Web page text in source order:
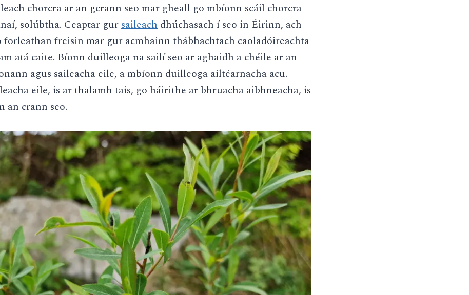
chorcra ar an gcrann seo mar gheall go mbíonn scáil chorcra
solúbtha. Ceaptar gursaileach dhúchasach í seo in Éirinn, ach
forleathan freisin mar gur acmhainn thábhachtach caoladóireachta
atá caite. Bíonn duilleoga na sailí seo ar aghaidh a chéile ar an
agus saileacha eile, a mbíonn duilleoga ailtéarnacha acu.
eile, is ar thalamh tais, go háirithe ar bhruacha aibhneacha, is
an crann seo.